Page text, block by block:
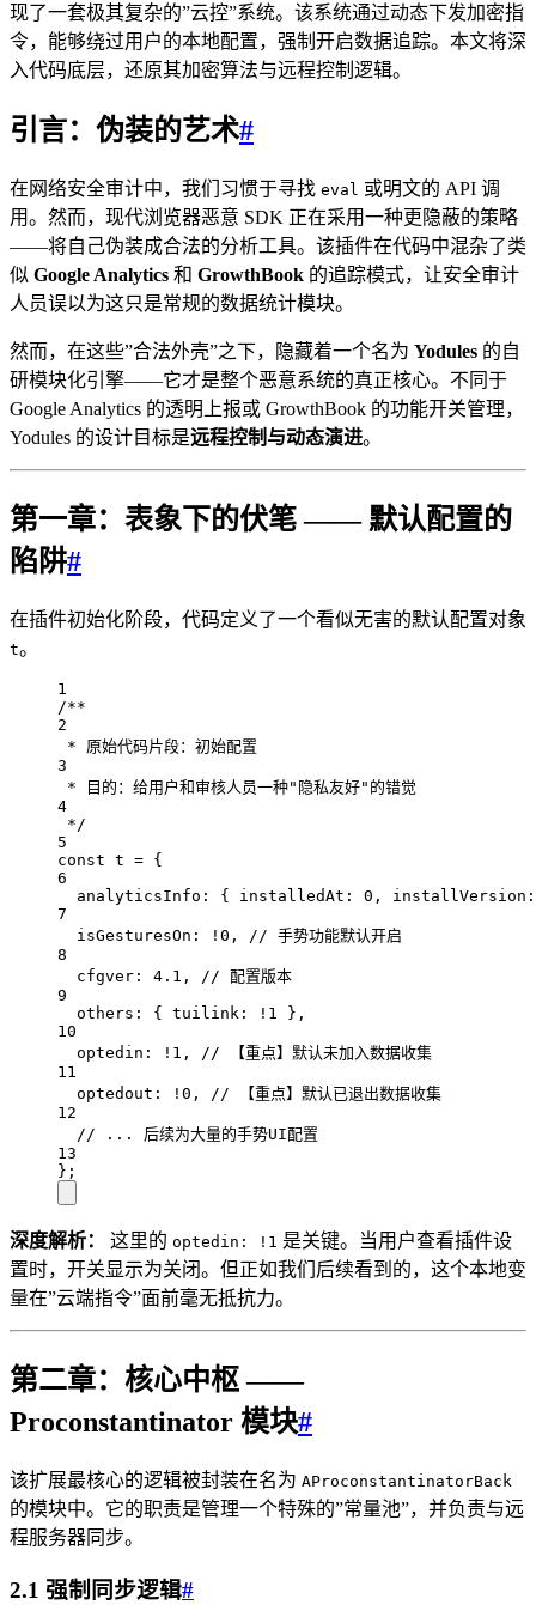
现了一套极其复杂的”云控”系统。该系统通过动态下发加密指
令，能够绕过用户的本地配置，强制开启数据追踪。本文将深
入代码底层，还原其加密算法与远程控制逻辑。
引言：伪装的艺术#
在网络安全审计中，我们习惯于寻找 eval 或明文的 API 调
用。然而，现代浏览器恶意 SDK 正在采用一种更隐蔽的策略
——将自己伪装成合法的分析工具。该插件在代码中混杂了类
似 Google Analytics 和 GrowthBook 的追踪模式，让安全审计
人员误以为这只是常规的数据统计模块。
然而，在这些”合法外壳”之下，隐藏着一个名为 Yodules 的自
研模块化引擎——它才是整个恶意系统的真正核心。不同于
Google Analytics 的透明上报或 GrowthBook 的功能开关管理，
Yodules 的设计目标是远程控制与动态演进。
第一章：表象下的伏笔 —— 默认配置的
陷阱#
在插件初始化阶段，代码定义了一个看似无害的默认配置对象
t。
1
/**
2
* 原始代码片段：初始配置
3
* 目的：给用户和审核人员一种"隐私友好"的错觉
4
*/
5
const t = {
6
analyticsInfo : { installedAt : 0 , installVersion
7
isGesturesOn : ! 0 ,
// 手势功能默认开启
8
cfgver : 4.1 ,
// 配置版本
9
others : { tuilink : ! 1
},
10
optedin : ! 1 ,
// 【重点】默认未加入数据收集
11
optedout : ! 0 ,
// 【重点】默认已退出数据收集
12
// ... 后续为大量的手势UI配置
13
};
深度解析： 这里的 optedin: !1 是关键。当用户查看插件设
置时，开关显示为关闭。但正如我们后续看到的，这个本地变
量在”云端指令”面前毫无抵抗力。
第二章：核心中枢 ——
Proconstantinator 模块#
该扩展最核心的逻辑被封装在名为 AProconstantinatorBack
的模块中。它的职责是管理一个特殊的”常量池”，并负责与远
程服务器同步。
2.1 强制同步逻辑#